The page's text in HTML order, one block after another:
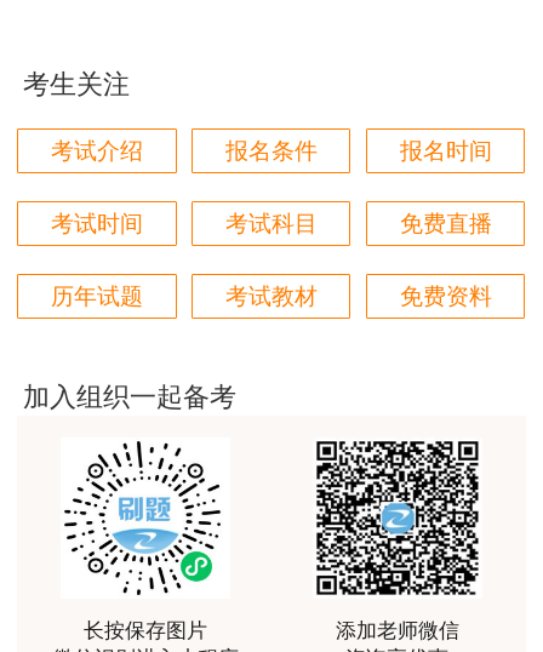
清单；⑦监理大纲；⑧其他合同文件。上述合同文
件互相补充和解释。如果合同文件之间存在矛盾或
不一致之处，以上述文件的排列顺序在先者为准。
参见教材P90。
位有（ ）行为的，责令改正，处工程合同价款百
A.任意压缩合理工期
B.将建设工程肢解发包
C.迫使承包方以低于成本的价格竞标
D.对不合格的建设工程按照合格工程验收
【答案】D
好
用户m6****66
用户m6****66
非常美好
用户m6****68
用户m7****66
好好 好 好 好真好
用户Fa****56
认真听完，自己理解，老师确实讲的很好
用户xj****ra
课程课件设计完美，授课老师讲解通俗易懂
考生关注
考试介绍 报名条件 报名时间
考试时间 考试科目 免费直播
历年试题 考试教材 免费资料
加入组织一起备考
长按保存图片
添加老师微信